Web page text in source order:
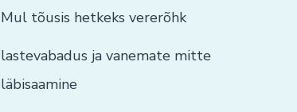
Mul tõusis hetkeks vererõhk
lastevabadus ja vanemate mitte
läbisaamine